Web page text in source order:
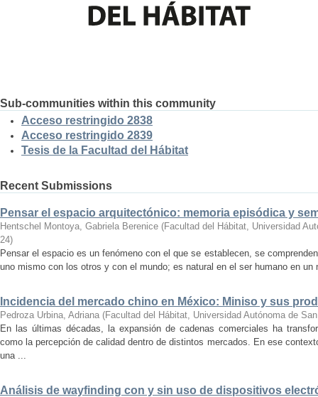
Sub-communities within this community
Acceso restringido 2838
Acceso restringido 2839
Tesis de la Facultad del Hábitat
Recent Submissions
Pensar el espacio arquitectónico: memoria episódica y
Hentschel Montoya, Gabriela Berenice (Facultad del Hábitat, Universidad
24)
Pensar el espacio es un fenómeno con el que se establecen, se
uno mismo con los otros y con el mundo; es natural en el ser humano en
Incidencia del mercado chino en México: Miniso y sus
Pedroza Urbina, Adriana (Facultad del Hábitat, Universidad Autónoma de
En las últimas décadas, la expansión de cadenas comerciales ha
como la percepción de calidad dentro de distintos mercados. En ese
una ...
Análisis de wayfinding con y sin uso de dispositivos